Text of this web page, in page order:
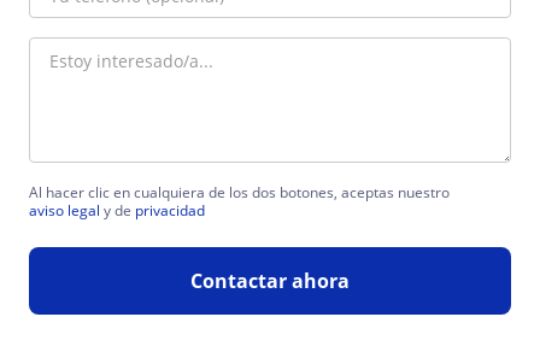
Al hacer clic en cualquiera de los dos botones, aceptas nuestro
aviso legal y de privacidad
Contactar ahora